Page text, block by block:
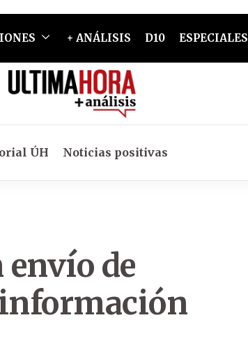
+ ANÁLISIS D10 ESPECIALES
ÚH Noticias positivas
de